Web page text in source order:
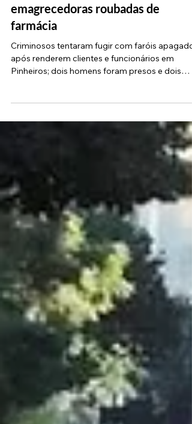
PM intercepta bando e recupera
mais de 70 caixas de canetas
emagrecedoras roubadas de
farmácia
após renderem clientes e funcionários em
adolescentes apreendidos Uma ação rápida da
Polícia Militar na noite de terça-feira (14)
na prisão de dois homens e na apreensão de
dois adolescentes que haviam acabado de
assaltar uma farmácia no bairro de Pinheiros, na
Zona Oeste de São Paulo. O grupo foi
interceptado enquanto tentava fugir com uma
grande quantidade de medicamentos de al